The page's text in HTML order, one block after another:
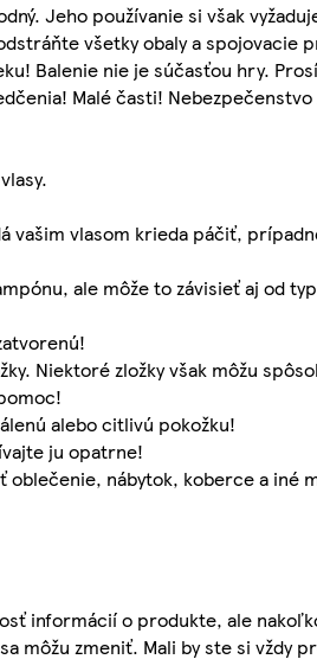
Jeho používanie si však
všetky obaly a spojovacie
Balenie nie je súčasťou hry.
Malé časti!
vašim vlasom krieda páčiť,
ale môže to závisieť aj od
Niektoré zložky však môžu
alebo citlivú pokožku!
ju opatrne!
nábytok, koberce a iné
informácií o produkte, ale
môžu zmeniť. Mali by ste si